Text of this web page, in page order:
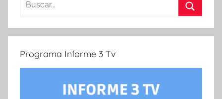
Programa Informe 3 Tv